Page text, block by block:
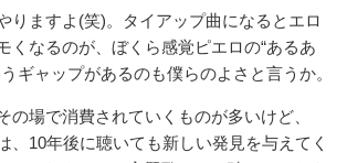
りますよ(笑)。タイアップ曲になるとエロ
くなるのが、ぼくら感覚ピエロの“あるあ
ギャップがあるのも僕らのよさと言うか。
場で消費されていくものが多いけど、
、10年後に聴いても新しい発見を与えてく